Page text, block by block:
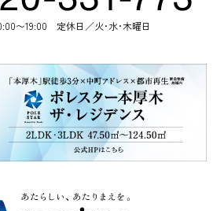
〜19:00 定休日／火･水･木曜日